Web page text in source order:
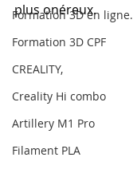
Formation 3D en ligne.
Formation 3D CPF
CREALITY,
Creality Hi combo
Artillery M1 Pro
Filament PLA
plus onéreux.